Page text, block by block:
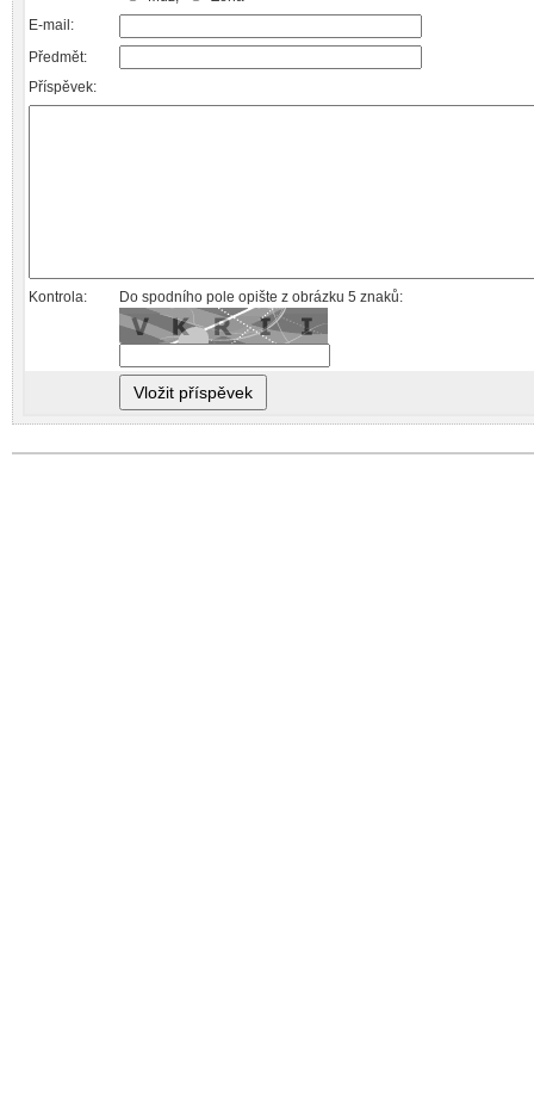
E-mail:
Předmět:
Příspěvek:
Kontrola: Do spodního pole opište z obrázku 5 znaků: